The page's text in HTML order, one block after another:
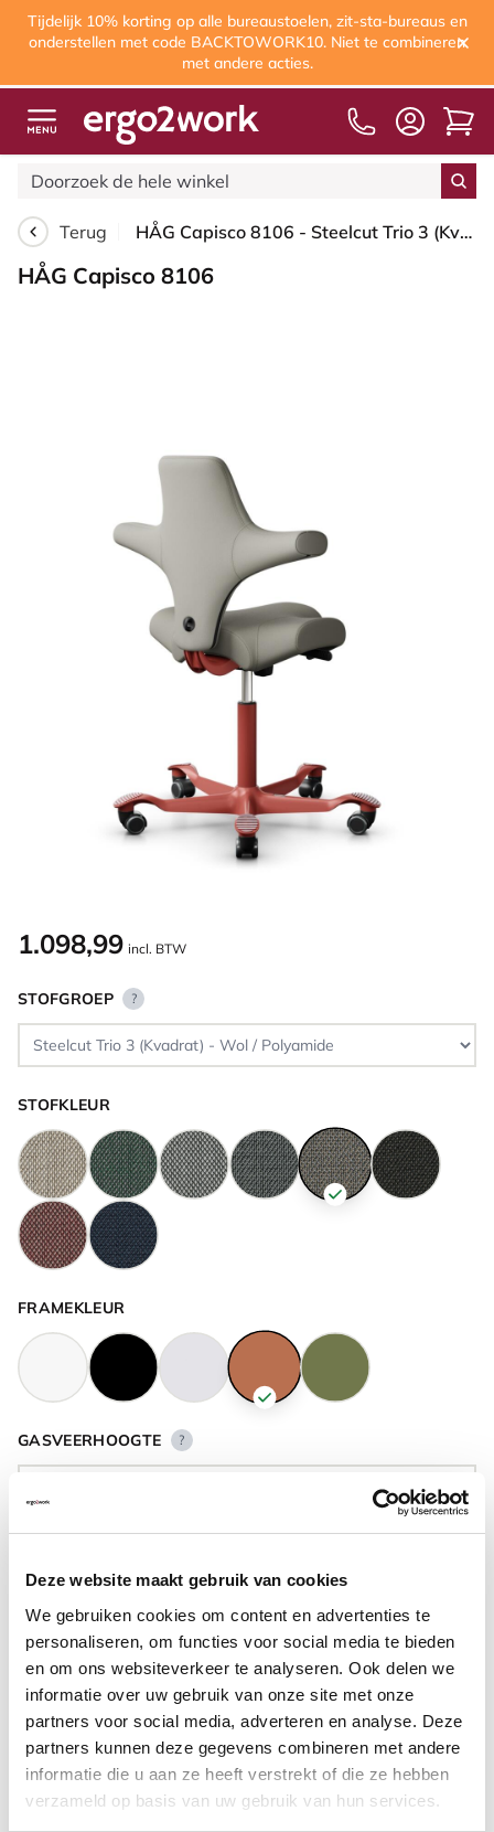
Deze website maakt gebruik van cookies
We gebruiken cookies om content en advertenties te
personaliseren, om functies voor social media te bieden
en om ons websiteverkeer te analyseren. Ook delen we
informatie over uw gebruik van onze site met onze
partners voor social media, adverteren en analyse. Deze
partners kunnen deze gegevens combineren met andere
informatie die u aan ze heeft verstrekt of die ze hebben
verzameld op basis van uw gebruik van hun services.
Tijdelijk 10% korting op alle bureaustoelen, zit-sta-bureaus en
onderstellen met code BACKTOWORK10. Niet te combineren
met andere acties.
Vanaf € 60,00gratis verzending
Terug HÅG Capisco 8106 - Steelcut Trio 3 (Kvadrat) - Wol / Polyamide - STT253 - Beige-grey - Framekleur - Blush Rose - Gasveer - 150 mm (Zithoogte 40-55cm) - Vloercontact - Harde wielen t.b.v. zachte vloeren - Voetenring - Nee, geen voetenring - Voetster - N...
HÅG Capisco 8106
1.098,99 incl. BTW
STOFGROEP ?
STOFKLEUR
FRAMEKLEUR
GASVEERHOOGTE ?
VOETENRING ?
VOETENSTER IN GEPOLIJST ALUMINIUM ?